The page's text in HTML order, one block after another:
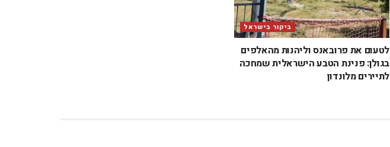
ביקור בישראל
לטעום את פרובאנס וליהנות מהאלפים
בגולן: פנינת הטבע הישראלית שמחכה
לתיירים מלונדון